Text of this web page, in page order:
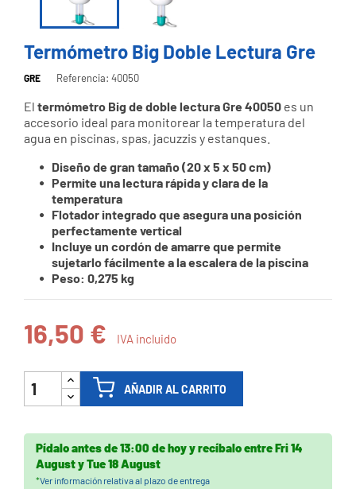
Termómetro Big Doble Lectura Gre
GRE Referencia: 40050
El termómetro Big de doble lectura Gre 40050 es un
accesorio ideal para monitorear la temperatura del
agua en piscinas, spas, jacuzzis y estanques.
Diseño de gran tamaño (20 x 5 x 50 cm)
Permite una lectura rápida y clara de la
temperatura
Flotador integrado que asegura una posición
perfectamente vertical
Incluye un cordón de amarre que permite
sujetarlo fácilmente a la escalera de la piscina
Peso: 0,275 kg
16,50 € IVA incluido
AÑADIR AL CARRITO
Pídalo antes de13:00 de hoyy recíbaloentreFri 14
AugustyTue 18 August
*Ver información relativa al plazo de entrega